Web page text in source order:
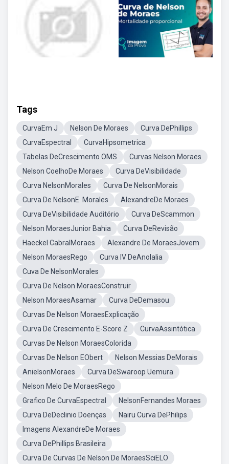
Tags
CurvaEm J Nelson De Moraes
Curva DePhillips
CurvaEspectral
CurvaHipsometrica
Tabelas DeCrescimento OMS
Curvas Nelson Moraes
Nelson CoelhoDe Moraes
Curva DeVisibilidade
Curva NelsonMorales
Curva De NelsonMorais
Curva De NelsonE. Morales
AlexandreDe Moraes
Curva DeVisibilidade Auditório
Curva DeScammon
Nelson MoraesJunior Bahia
Curva DeRevisão
Haeckel CabralMoraes
Alexandre De MoraesJovem
Nelson MoraesRego
Curva IV DeAnolalia
Cuva De NelsonMorales
Curva De Nelson MoraesConstruir
Nelson MoraesAsamar
Curva DeDemasou
Curvas De Nelson MoraesExplicação
Curva De Crescimento E-Score Z
CurvaAssintótica
Curvas De Nelson MoraesColorida
Curvas De Nelson EObert
Nelson Messias DeMorais
AnielsonMoraes
Curva DeSwaroop Uemura
Nelson Melo De MoraesRego
Grafico De CurvaEspectral
NelsonFernandes Moraes
Curva DeDeclinio Doenças
Nairu Curva DePhilips
Imagens AlexandreDe Moraes
Curva DePhillips Brasileira
Curva De Curvas De Nelson De MoraesSciELO